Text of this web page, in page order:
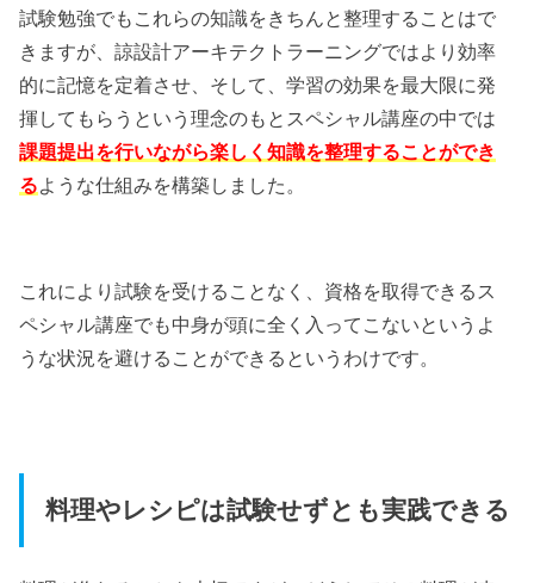
試験勉強でもこれらの知識をきちんと整理することはで
きますが、諒設計アーキテクトラーニングではより効率
的に記憶を定着させ、そして、学習の効果を最大限に発
揮してもらうという理念のもとスペシャル講座の中では
課題提出を行いながら楽しく知識を整理することができ
るような仕組みを構築しました。
これにより試験を受けることなく、資格を取得できるス
ペシャル講座でも中身が頭に全く入ってこないというよ
うな状況を避けることができるというわけです。
料理やレシピは試験せずとも実践できる